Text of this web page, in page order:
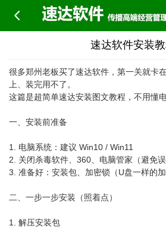

速达软件安装
很多郑州老板买了速达软件，第一关就卡
上、装完用不了。
这篇是超简单速达安装图文教程，不用懂
一、安装前准备
1. 电脑系统：建议 Win10 / Win11
2. 关闭杀毒软件、360、电脑管家（避免误
3. 准备好：安装包、加密锁（U盘一样的加
二、一步一步安装（照着点）
1. 解压安装包